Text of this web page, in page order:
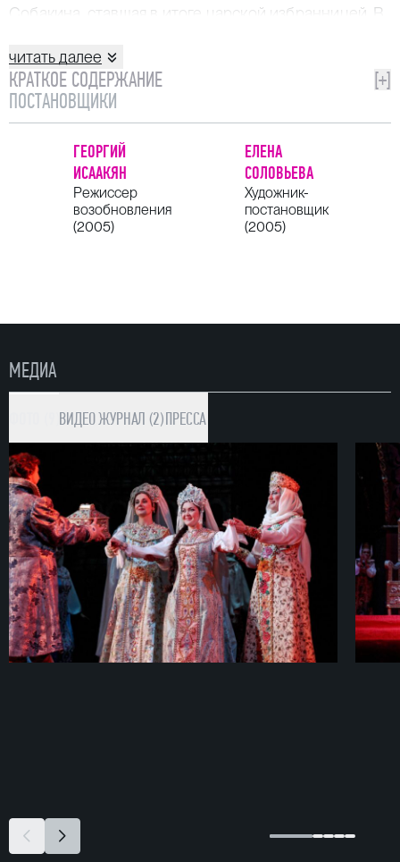
Собакина, ставшая в итоге царской избранницей. В
умерла до свадьбы от рук своей тайной соперницы
Любаши.
В стилистическом отношении спектакль является
примером успешной реконструкции
монументальной театральной эстетики оперных
постановок постсталинской эпохи.
читать далее
КРАТКОЕ СОДЕРЖАНИЕ
[+]
ПОСТАНОВЩИКИ
ГЕОРГИЙ
ИСААКЯН
Режиссер
возобновления
(2005)
ЕЛЕНА
СОЛОВЬЕВА
Художник-
постановщик
(2005)
МЕДИА
ВИДЕОЖУРНАЛ (2)ПРЕССА